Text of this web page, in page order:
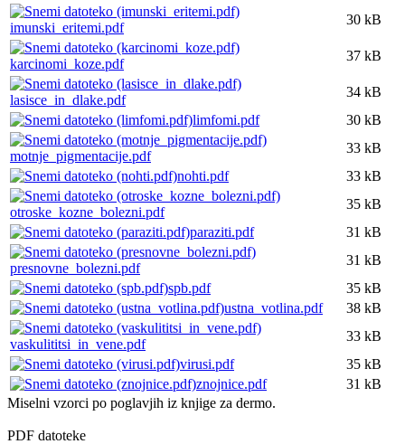
imunski_eritemi.pdf
30 kB
karcinomi_koze.pdf
37 kB
lasisce_in_dlake.pdf
34 kB
limfomi.pdf
30 kB
motnje_pigmentacije.pdf
33 kB
nohti.pdf
33 kB
otroske_kozne_bolezni.pdf
35 kB
paraziti.pdf
31 kB
presnovne_bolezni.pdf
31 kB
spb.pdf
35 kB
ustna_votlina.pdf
38 kB
vaskulititsi_in_vene.pdf
33 kB
virusi.pdf
35 kB
znojnice.pdf
31 kB
Miselni vzorci po poglavjih iz knjige za dermo.
PDF datoteke